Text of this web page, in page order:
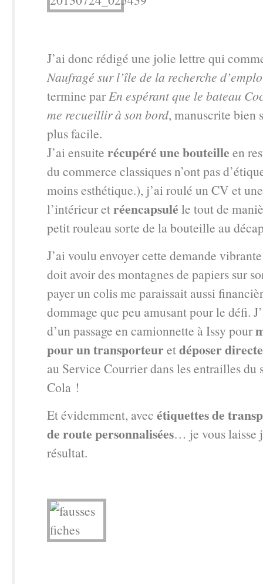
J’ai donc rédigé une jolie lettre qui
Naufragé sur l’île de la recherche
termine parEn espérant que le bateau
me recueillir à son bord, manuscrite bien
plus facile.
J’ai ensuite récupéré une bouteille en
du commerce classiques n’ont pas
moins esthétique.), j’ai roulé un CV et
l’intérieur etréencapsulé le tout de
petit rouleau sorte de la bouteille au
J’ai voulu envoyer cette demande
doit avoir des montagnes de papiers sur
payer un colis me paraissait aussi
dommage que peu amusant pour le défi.
d’un passage en camionnette à Issy pour
pour un transporteuretdéposer
au Service Courrier dans les entrailles du
Cola !
Et évidemment, avec étiquettes de
de route personnalisées… je vous laisse
résultat.